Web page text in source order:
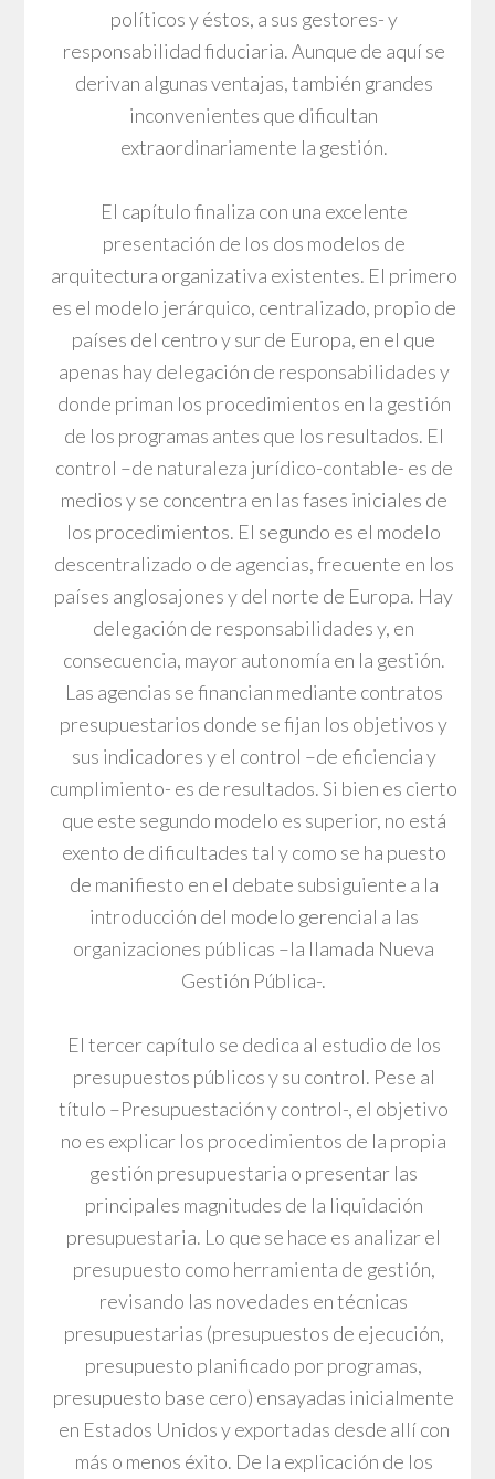
políticos y éstos, a sus gestores- y
responsabilidad fiduciaria. Aunque de aquí se
derivan algunas ventajas, también grandes
inconvenientes que dificultan
extraordinariamente la gestión.
El capítulo finaliza con una excelente
presentación de los dos modelos de
arquitectura organizativa existentes. El primero
es el modelo jerárquico, centralizado, propio de
países del centro y sur de Europa, en el que
apenas hay delegación de responsabilidades y
donde priman los procedimientos en la gestión
de los programas antes que los resultados. El
control –de naturaleza jurídico-contable- es de
medios y se concentra en las fases iniciales de
los procedimientos. El segundo es el modelo
descentralizado o de agencias, frecuente en los
países anglosajones y del norte de Europa. Hay
delegación de responsabilidades y, en
consecuencia, mayor autonomía en la gestión.
Las agencias se financian mediante contratos
presupuestarios donde se fijan los objetivos y
sus indicadores y el control –de eficiencia y
cumplimiento- es de resultados. Si bien es cierto
que este segundo modelo es superior, no está
exento de dificultades tal y como se ha puesto
de manifiesto en el debate subsiguiente a la
introducción del modelo gerencial a las
organizaciones públicas –la llamada Nueva
Gestión Pública-.
El tercer capítulo se dedica al estudio de los
presupuestos públicos y su control. Pese al
título –Presupuestación y control-, el objetivo
no es explicar los procedimientos de la propia
gestión presupuestaria o presentar las
principales magnitudes de la liquidación
presupuestaria. Lo que se hace es analizar el
presupuesto como herramienta de gestión,
revisando las novedades en técnicas
presupuestarias (presupuestos de ejecución,
presupuesto planificado por programas,
presupuesto base cero) ensayadas inicialmente
en Estados Unidos y exportadas desde allí con
más o menos éxito. De la explicación de los